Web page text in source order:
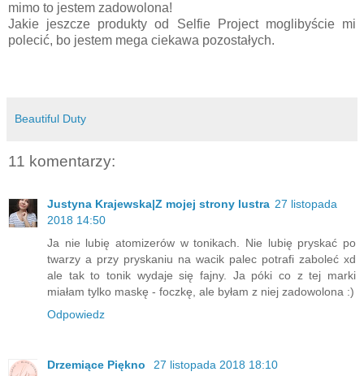
mimo to jestem zadowolona!
Jakie jeszcze produkty od Selfie Project moglibyście mi
polecić, bo jestem mega ciekawa pozostałych.
Beautiful Duty
11 komentarzy:
Justyna Krajewska|Z mojej strony lustra 27 listopada
2018 14:50
Ja nie lubię atomizerów w tonikach. Nie lubię pryskać po
twarzy a przy pryskaniu na wacik palec potrafi zaboleć xd
ale tak to tonik wydaje się fajny. Ja póki co z tej marki
miałam tylko maskę - foczkę, ale byłam z niej zadowolona :)
Odpowiedz
Drzemiące Piękno
27 listopada 2018 18:10